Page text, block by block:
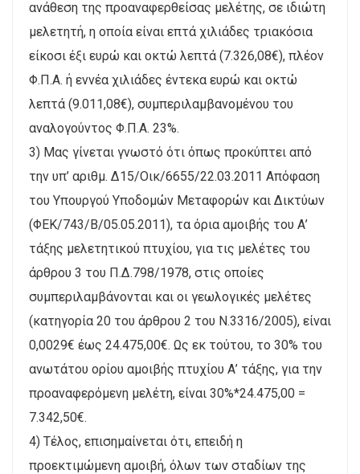
ανάθεση της προαναφερθείσας μελέτης, σε ιδιώτη
μελετητή, η οποία είναι επτά χιλιάδες τριακόσια
είκοσι έξι ευρώ και οκτώ λεπτά (7.326,08€), πλέον
Φ.Π.Α. ή εννέα χιλιάδες έντεκα ευρώ και οκτώ
λεπτά (9.011,08€), συμπεριλαμβανομένου του
αναλογούντος Φ.Π.Α. 23%.
3) Μας γίνεται γνωστό ότι όπως προκύπτει από
την υπ’ αριθμ. Δ15/Οικ/6655/22.03.2011 Απόφαση
του Υπουργού Υποδομών Μεταφορών και Δικτύων
(ΦΕΚ/743/Β/05.05.2011), τα όρια αμοιβής του Α’
τάξης μελετητικού πτυχίου, για τις μελέτες του
άρθρου 3 του Π.Δ.798/1978, στις οποίες
συμπεριλαμβάνονται και οι γεωλογικές μελέτες
(κατηγορία 20 του άρθρου 2 του Ν.3316/2005), είναι
0,0029€ έως 24.475,00€. Ως εκ τούτου, το 30% του
ανωτάτου ορίου αμοιβής πτυχίου Α’ τάξης, για την
προαναφερόμενη μελέτη, είναι 30%*24.475,00 =
7.342,50€.
4) Τέλος, επισημαίνεται ότι, επειδή η
προεκτιμώμενη αμοιβή, όλων των σταδίων της